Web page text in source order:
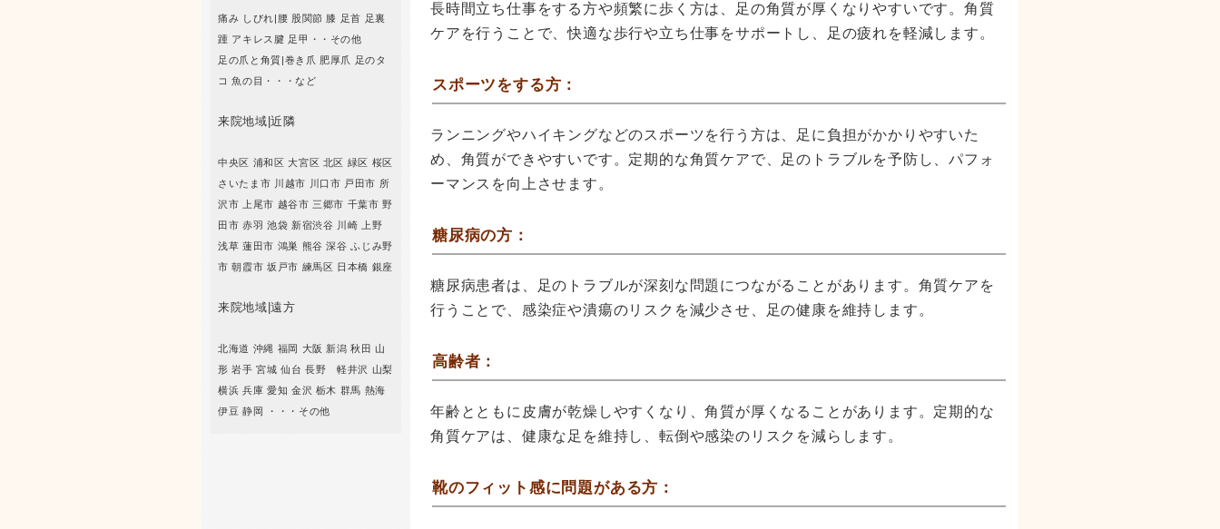
長時間立ち仕事をする方や頻繁に歩く方は、足の角質が厚くなりやすいです。角質
ケアを行うことで、快適な歩行や立ち仕事をサポートし、足の疲れを軽減します。
スポーツをする方：
ランニングやハイキングなどのスポーツを行う方は、足に負担がかかりやすいた
め、角質ができやすいです。定期的な角質ケアで、足のトラブルを予防し、パフォ
ーマンスを向上させます。
糖尿病の方：
糖尿病患者は、足のトラブルが深刻な問題につながることがあります。角質ケアを
行うことで、感染症や潰瘍のリスクを減少させ、足の健康を維持します。
高齢者：
年齢とともに皮膚が乾燥しやすくなり、角質が厚くなることがあります。定期的な
角質ケアは、健康な足を維持し、転倒や感染のリスクを減らします。
靴のフィット感に問題がある方：
痛み しびれ|腰 股関節 膝 足首 足裏
踵 アキレス腱 足甲・・その他
足の爪と角質|巻き爪 肥厚爪 足のタ
コ 魚の目・・・など
来院地域|近隣
中央区 浦和区 大宮区 北区 緑区 桜区
さいたま市 川越市 川口市 戸田市 所
沢市 上尾市 越谷市 三郷市 千葉市 野
田市 赤羽 池袋 新宿渋谷 川崎 上野
浅草 蓮田市 鴻巣 熊谷 深谷 ふじみ野
市 朝霞市 坂戸市 練馬区 日本橋 銀座
来院地域|遠方
北海道 沖縄 福岡 大阪 新潟 秋田 山
形 岩手 宮城 仙台 長野 軽井沢 山梨
横浜 兵庫 愛知 金沢 栃木 群馬 熱海
伊豆 静岡 ・・・その他